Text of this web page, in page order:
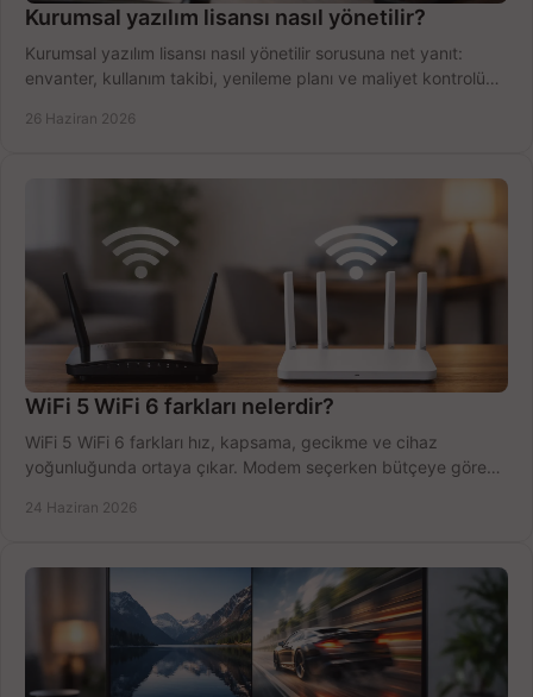
Kurumsal yazılım lisansı nasıl yönetilir?
Kurumsal yazılım lisansı nasıl yönetilir sorusuna net yanıt:
envanter, kullanım takibi, yenileme planı ve maliyet kontrolü
26 Haziran 2026
WiFi 5 WiFi 6 farkları nelerdir?
WiFi 5 WiFi 6 farkları hız, kapsama, gecikme ve cihaz
yoğunluğunda ortaya çıkar. Modem seçerken bütçeye göre
24 Haziran 2026